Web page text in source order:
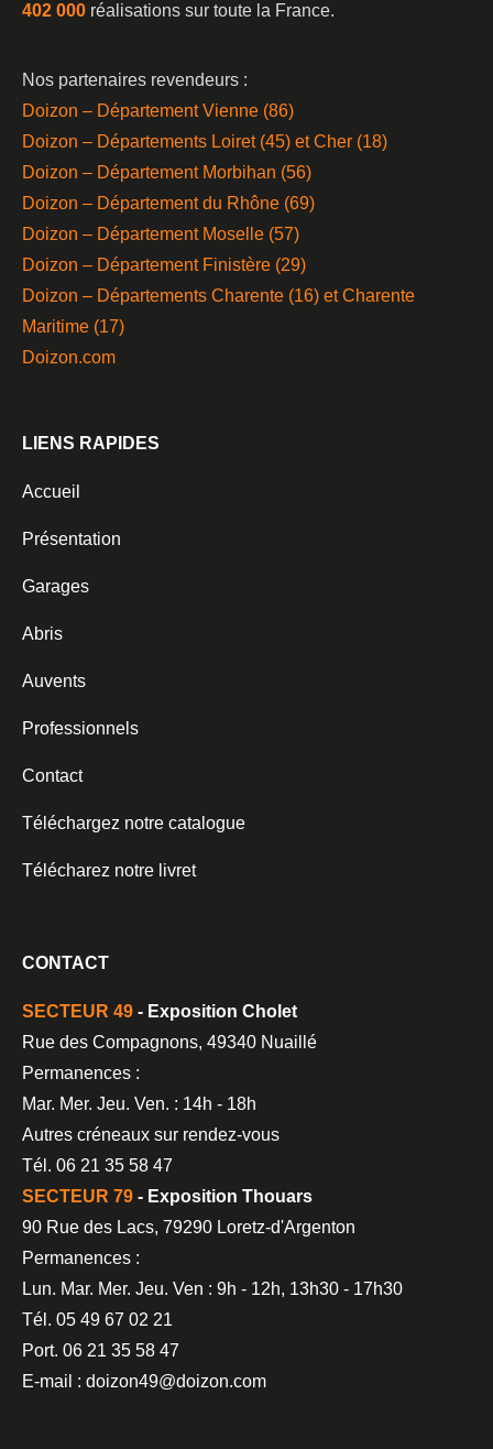
402 000 réalisations sur toute la France.
Nos partenaires revendeurs :
Doizon – Département Vienne (86)
Doizon – Départements Loiret (45) et Cher (18)
Doizon – Département Morbihan (56)
Doizon – Département du Rhône (69)
Doizon – Département Moselle (57)
Doizon – Département Finistère (29)
Doizon – Départements Charente (16) et Charente
Maritime (17)
Doizon.com
LIENS RAPIDES
Accueil
Présentation
Garages
Abris
Auvents
Professionnels
Contact
Téléchargez notre catalogue
Télécharez notre livret
CONTACT
SECTEUR 49 - Exposition Cholet
Rue des Compagnons, 49340 Nuaillé
Permanences :
Mar. Mer. Jeu. Ven. : 14h - 18h
Autres créneaux sur rendez-vous
Tél. 06 21 35 58 47
SECTEUR 79 - Exposition Thouars
90 Rue des Lacs, 79290 Loretz-d'Argenton
Permanences :
Lun. Mar. Mer. Jeu. Ven : 9h - 12h, 13h30 - 17h30
Tél. 05 49 67 02 21
Port. 06 21 35 58 47
E-mail : doizon49@doizon.com